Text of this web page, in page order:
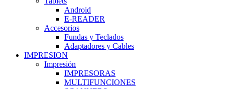
Android
E-READER
Accesorios
Fundas y Teclados
Adaptadores y Cables
IMPRESION
Impresión
IMPRESORAS
MULTIFUNCIONES